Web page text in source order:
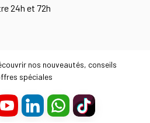
24h et 72h
nos nouveautés, conseils
spéciales